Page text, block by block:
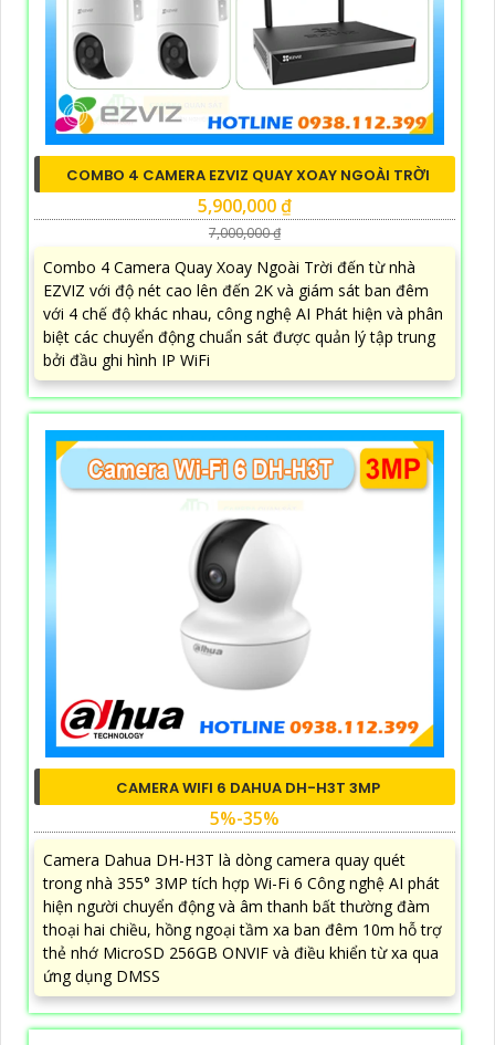
COMBO 4 CAMERA EZVIZ QUAY XOAY NGOÀI TRỜI
5,900,000 ₫
7,000,000 ₫
Combo 4 Camera Quay Xoay Ngoài Trời đến từ nhà
EZVIZ với độ nét cao lên đến 2K và giám sát ban đêm
với 4 chế độ khác nhau, công nghệ AI Phát hiện và phân
biệt các chuyển động chuẩn sát được quản lý tập trung
bởi đầu ghi hình IP WiFi
CAMERA WIFI 6 DAHUA DH-H3T 3MP
5%-35%
Camera Dahua DH-H3T là dòng camera quay quét
trong nhà 355° 3MP tích hợp Wi-Fi 6 Công nghệ AI phát
hiện người chuyển động và âm thanh bất thường đàm
thoại hai chiều, hồng ngoại tầm xa ban đêm 10m hỗ trợ
thẻ nhớ MicroSD 256GB ONVIF và điều khiển từ xa qua
ứng dụng DMSS